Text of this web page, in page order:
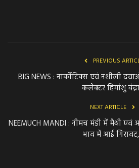
PREVIOUS
BIG NEWS : नार्कोटिक्स एवं नशीली
कलेक्टर हिमांशु
NEXT ARTICLE
NEEMUCH MANDI : नीमच मंडी में मैथी
भाव में आई